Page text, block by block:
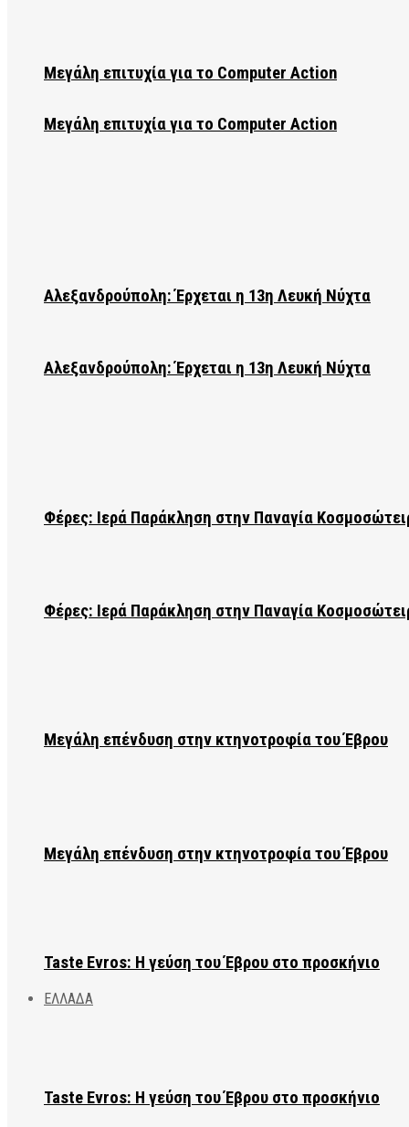
Μεγάλη επιτυχία για το Computer Action
Αλεξανδρούπολη: Έρχεται η 13η Λευκή Νύχτα
Φέρες: Ιερά Παράκληση στην Παναγία
Μεγάλη επένδυση στην κτηνοτροφία του Έβρου
Taste Evros: Η γεύση του Έβρου στο προσκήνιο
Μεγάλη επιτυχία για το Computer Action
Αλεξανδρούπολη: Έρχεται η 13η Λευκή Νύχτα
Φέρες: Ιερά Παράκληση στην Παναγία
Μεγάλη επένδυση στην κτηνοτροφία του Έβρου
Taste Evros: Η γεύση του Έβρου στο προσκήνιο
ΕΛΛΑΔΑ